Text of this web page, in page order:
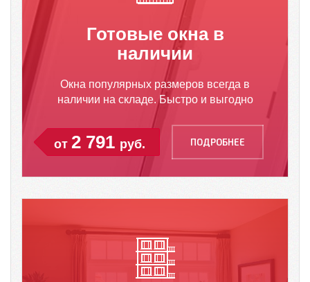
Готовые окна в
наличии
Окна популярных размеров всегда в
наличии на складе. Быстро и выгодно
от 2 791 руб. ПОДРОБНЕЕ